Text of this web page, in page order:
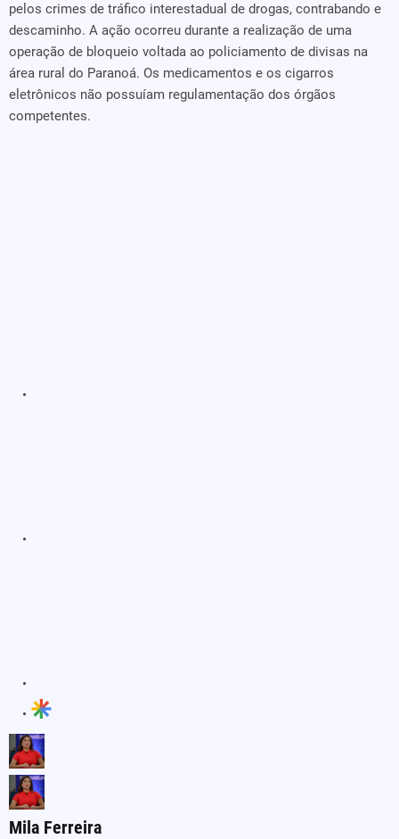
pelos crimes de tráfico interestadual de drogas, contrabando e
descaminho. A ação ocorreu durante a realização de uma
operação de bloqueio voltada ao policiamento de divisas na
área rural do Paranoá. Os medicamentos e os cigarros
eletrônicos não possuíam regulamentação dos órgãos
competentes.
Mila Ferreira